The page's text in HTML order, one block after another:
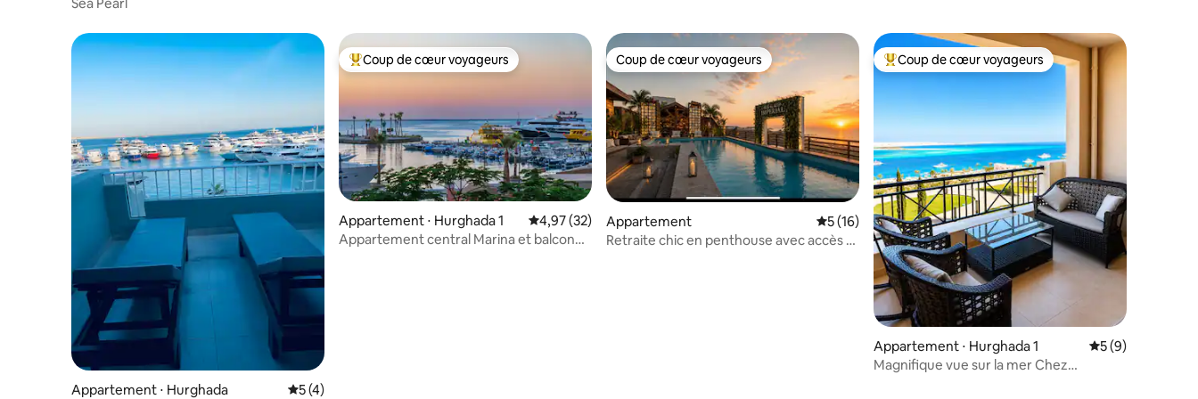
Appartement ⋅ Hurghada Évaluation moyenne sur la base de 4 commentaires : 5 sur 5
5 (4)
Coups de cœur voyageurs les plus appréciés
Coup de cœur voyageurs
Appartement ⋅ Hurghada 1 Évaluation moyenne sur la base de 32 commentaires : 4,97 sur 5
4,97 (32)
Appartement central Marina et balcon
Coup de cœur voyageurs
Coup de cœur voyageurs
Appartement Évaluation moyenne sur la base de 16 commentaires : 5 sur 5
5 (16)
Retraite chic en penthouse avec accès à
Coups de cœur voyageurs les plus appréciés
Coup de cœur voyageurs
Appartement ⋅ Hurghada 1 Évaluation
5 (9)
Magnifique vue sur la mer Chez